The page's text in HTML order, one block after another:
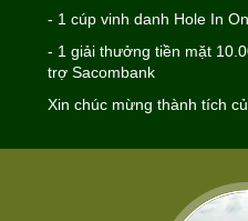
- 1 cúp vinh danh Hole In
- 1 giải thưởng tiền mặt
trợ Sacombank
Xin chúc mừng thành tích